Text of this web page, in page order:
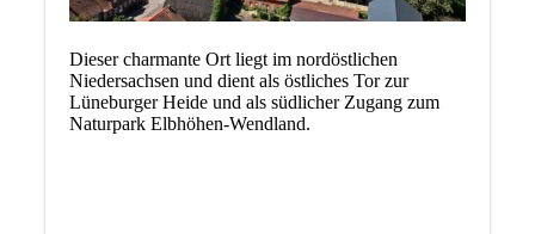
Dieser charmante Ort liegt im nordöstlichen
Niedersachsen und dient als östliches Tor zur
Lüneburger Heide und als südlicher Zugang zum
Naturpark Elbhöhen-Wendland.